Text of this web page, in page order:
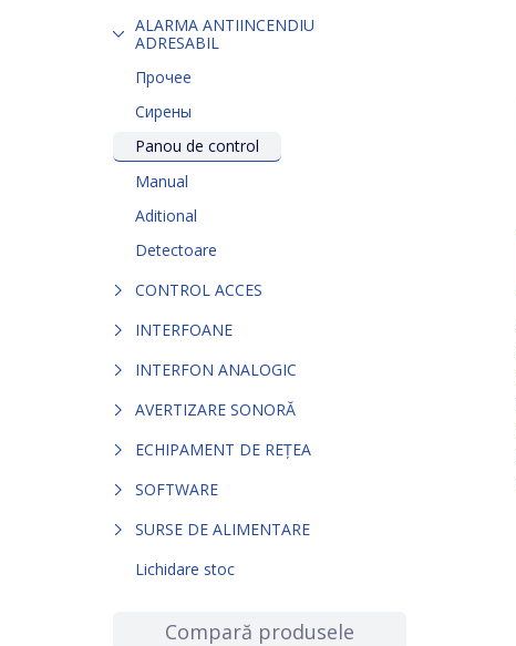
ALARMA ANTIINCENDIU
ADRESABIL
Прочее
Сирены
Panou de control
Manual
Aditional
Detectoare
CONTROL ACCES
INTERFOANE
INTERFON ANALOGIC
AVERTIZARE SONORĂ
ECHIPAMENT DE REȚEA
SOFTWARE
SURSE DE ALIMENTARE
Lichidare stoc
Compară produsele